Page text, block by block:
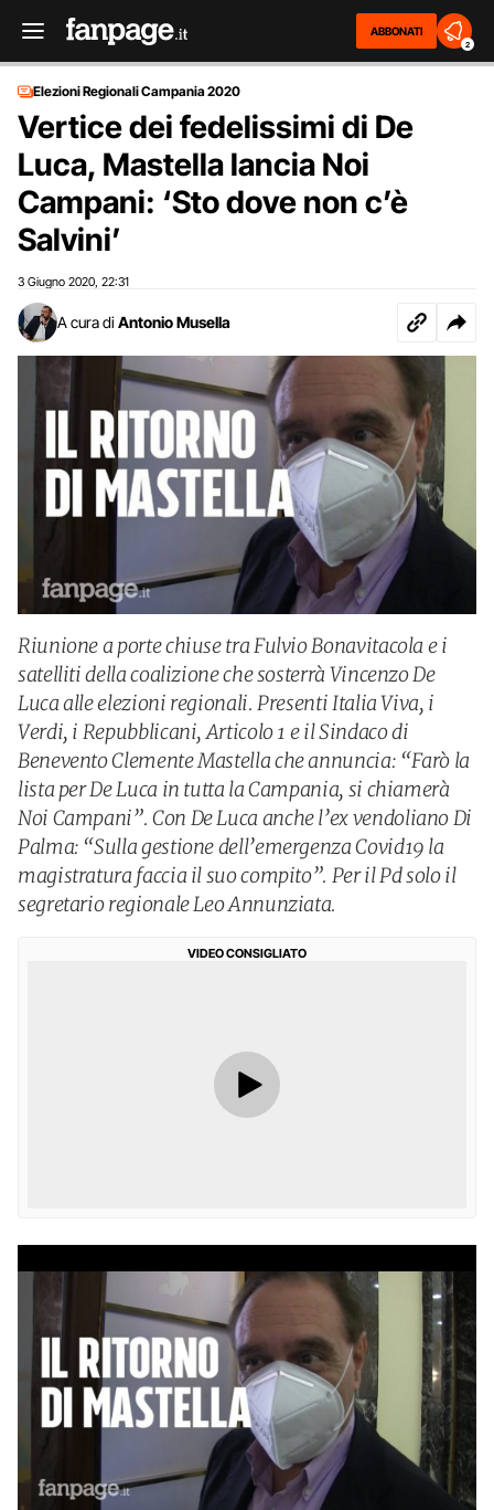
ABBONATI
2
Elezioni Regionali Campania 2020
Vertice dei fedelissimi di De
Luca, Mastella lancia Noi
Campani: ‘Sto dove non c’è
Salvini’
3 Giugno 2020 22:31
A cura di Antonio Musella
Riunione a porte chiuse tra Fulvio Bonavitacola e i
satelliti della coalizione che sosterrà Vincenzo De
Luca alle elezioni regionali. Presenti Italia Viva, i
Verdi, i Repubblicani, Articolo 1 e il Sindaco di
Benevento Clemente Mastella che annuncia: “Farò la
lista per De Luca in tutta la Campania, si chiamerà
Noi Campani”. Con De Luca anche l’ex vendoliano Di
Palma: “Sulla gestione dell’emergenza Covid19 la
magistratura faccia il suo compito”. Per il Pd solo il
segretario regionale Leo Annunziata.
VIDEO CONSIGLIATO